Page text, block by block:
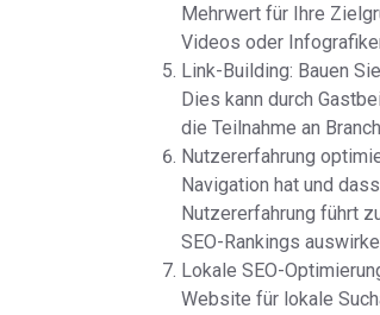
Mehrwert für Ihre
Videos oder
Link-Building: Bauen
Dies kann durch
die Teilnahme an
Nutzererfahrung
Navigation hat und
Nutzererfahrung führt
SEO-Rankings
Lokale SEO-
Website für lokale